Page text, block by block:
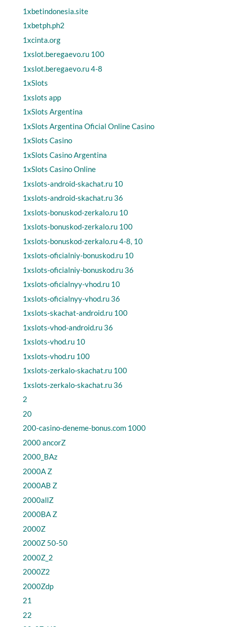
1xbetindonesia.site
1xbetph.ph2
1xcinta.org
1xslot.beregaevo.ru 100
1xslot.beregaevo.ru 4-8
1xSlots
1xslots app
1xSlots Argentina
1xSlots Argentina Oficial Online Casino
1xSlots Casino
1xSlots Casino Argentina
1xSlots Casino Online
1xslots-android-skachat.ru 10
1xslots-android-skachat.ru 36
1xslots-bonuskod-zerkalo.ru 10
1xslots-bonuskod-zerkalo.ru 100
1xslots-bonuskod-zerkalo.ru 4-8, 10
1xslots-oficialniy-bonuskod.ru 10
1xslots-oficialniy-bonuskod.ru 36
1xslots-oficialnyy-vhod.ru 10
1xslots-oficialnyy-vhod.ru 36
1xslots-skachat-android.ru 100
1xslots-vhod-android.ru 36
1xslots-vhod.ru 10
1xslots-vhod.ru 100
1xslots-zerkalo-skachat.ru 100
1xslots-zerkalo-skachat.ru 36
2
20
200-casino-deneme-bonus.com 1000
2000 ancorZ
2000_BAz
2000A Z
2000AB Z
2000allZ
2000BA Z
2000Z
2000Z 50-50
2000Z_2
2000Z2
2000Zdp
21
22